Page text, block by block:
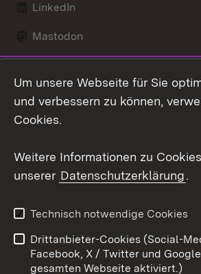
LinkedIn
Mastodon
X / Twitter
Youtube
Kontakt
Barrierefreiheit
Impressum Cookies
Um unsere Webseite für Sie
und verbessern zu können,
Cookies.
Weitere Informationen zu
unserer Datenschutzerklärung.
Technisch notwendige Cookies
Drittanbieter-Cookies (Social-
Facebook, X / Twitter und
gesamten Webseite aktiviert.)